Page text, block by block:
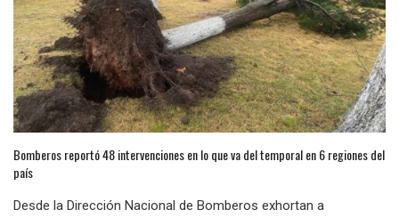
Bomberos reportó 48 intervenciones en lo que va del temporal en 6 regiones del
país
Desde la Dirección Nacional de Bomberos exhortan a